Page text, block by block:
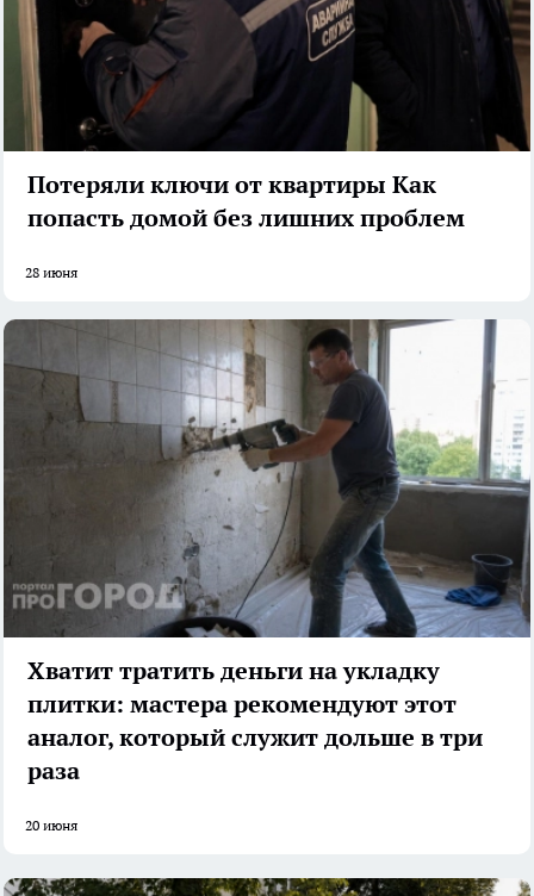
Потеряли ключи от квартиры Как
попасть домой без лишних проблем
28 июня
Хватит тратить деньги на укладку
плитки: мастера рекомендуют этот
аналог, который служит дольше в три
раза
20 июня